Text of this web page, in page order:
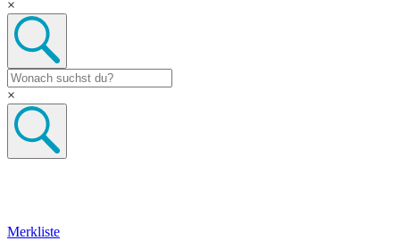
×
×
Merkliste